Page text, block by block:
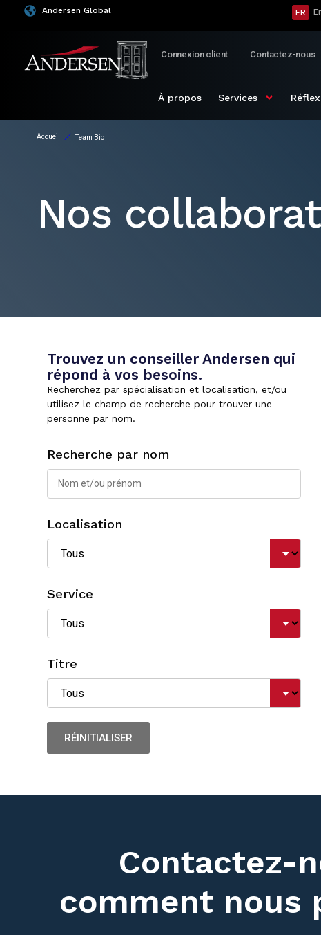
Andersen Global FR
Connexion client Contactez-nous
À propos Services
Accueil Team Bio
Nos
Trouvez un conseiller Andersen qui
répond à vos besoins.
Recherchez par spécialisation et localisation, et/ou
utilisez le champ de recherche pour trouver une
personne par nom.
Recherche par nom
Localisation
Service
Titre
Contactez-
comment nous